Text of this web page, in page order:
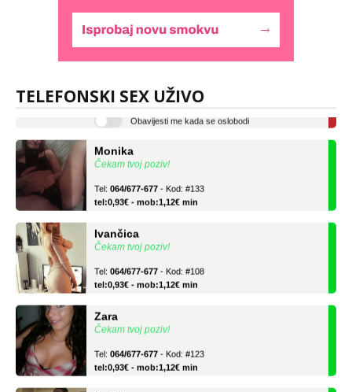
TELEFONSKI SEX UŽIVO
tel:0,93€ - mob:1,12€ min
Čekam tvoj poziv!
tel:0,93€ - mob:1,12€ min
Čekam tvoj poziv!
tel:0,93€ - mob:1,12€ min
Čekam tvoj poziv!
tel:0,93€ - mob:1,12€ min